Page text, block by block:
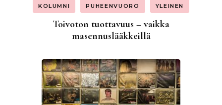
KOLUMNI PUHEENVUORO YLEINEN
Toivoton tuottavuus – vaikka
masennuslääkkeillä